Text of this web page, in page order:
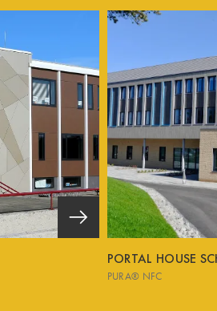
PORTAL HOUSE
PURA® NFC